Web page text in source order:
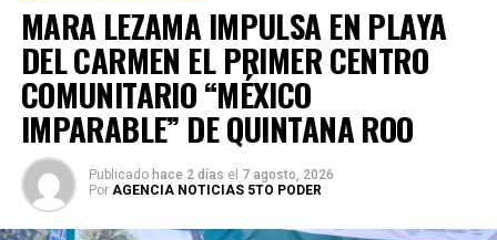
MARA LEZAMA IMPULSA EN PLAYA
DEL CARMEN EL PRIMER CENTRO
COMUNITARIO “MÉXICO
IMPARABLE” DE QUINTANA ROO
Publicado hace 2 días el 7 agosto, 2026
Por AGENCIA NOTICIAS 5TO PODER